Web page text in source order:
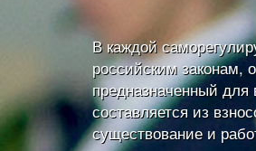
В каждой
российским законам,
предназначенный
составляется из
существование и